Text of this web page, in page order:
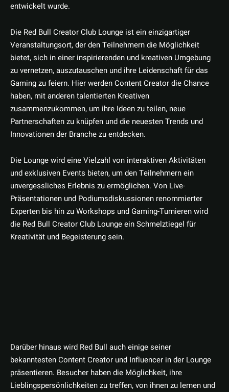
entwickelt wurde.
Die Red Bull Creator Club Lounge ist ein einzigartiger
Veranstaltungsort, der den Teilnehmern die Möglichkeit
bietet, sich in einer inspirierenden und kreativen Umgebung
zu vernetzen, auszutauschen und ihre Leidenschaft für das
Gaming zu feiern. Hier werden Content Creator die Chance
haben, mit anderen talentierten Kreativen
zusammenzukommen, um ihre Ideen zu teilen, neue
Partnerschaften zu knüpfen und die neuesten Trends und
Innovationen der Branche zu entdecken.
Die Lounge wird eine Vielzahl von interaktiven Aktivitäten
und exklusiven Events bieten, um den Teilnehmern ein
unvergessliches Erlebnis zu ermöglichen. Von Live-
Präsentationen und Podiumsdiskussionen renommierter
Experten bis hin zu Workshops und Gaming-Turnieren wird
die Red Bull Creator Club Lounge ein Schmelztiegel für
Kreativität und Begeisterung sein.
Darüber hinaus wird Red Bull auch einige seiner
bekanntesten Content Creator und Influencer in der Lounge
präsentieren. Besucher haben die Möglichkeit, ihre
Lieblingspersönlichkeiten zu treffen, von ihnen zu lernen und